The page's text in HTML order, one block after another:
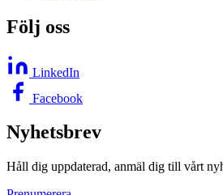
Följ oss
LinkedIn
Facebook
Nyhetsbrev
Håll dig uppdaterad, anmäl dig till vårt